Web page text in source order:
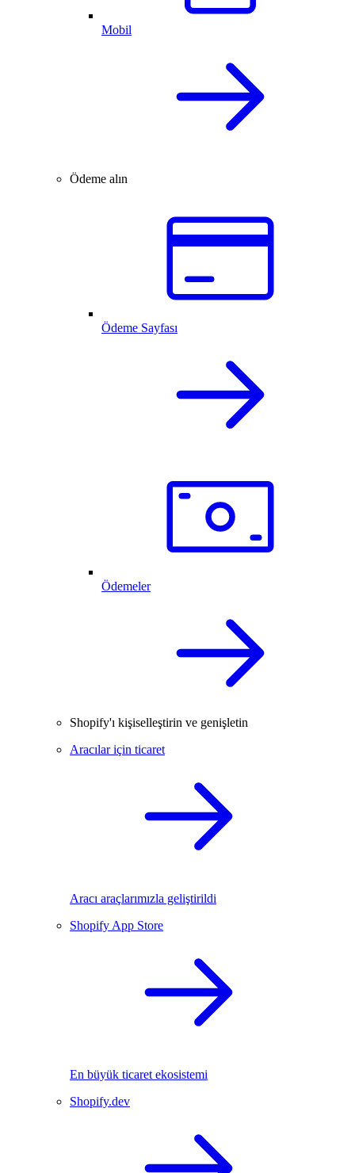
Mobil
Ödeme alın
Ödeme Sayfası
Ödemeler
Shopify'ı kişiselleştirin ve genişletin
Aracılar için ticaret
Aracı araçlarımızla geliştirildi
Shopify App Store
En büyük ticaret ekosistemi
Shopify.dev